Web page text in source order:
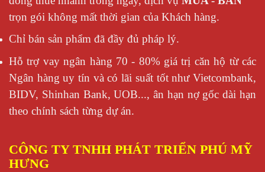
trọn gói không mất thời gian của Khách hàng.
Chỉ bán sản phẩm đã đầy đủ pháp lý.
Hỗ trợ vay ngân hàng 70 - 80% giá trị căn hộ từ các
Ngân hàng uy tín và có lãi suất tốt như Vietcombank,
BIDV, Shinhan Bank, UOB..., ân hạn nợ gốc dài hạn
theo chính sách từng dự án.
CÔNG TY TNHH PHÁT TRIỂN PHÚ MỸ
HƯNG